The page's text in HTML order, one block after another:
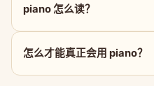
piano 怎么读？
怎么才能真正会用 piano？